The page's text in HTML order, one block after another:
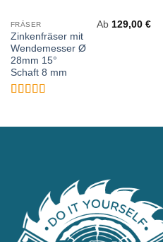
FRÄSER
Zinkenfräser mit
Wendemesser Ø
28mm 15°
Schaft 8 mm
Ab 129,00€